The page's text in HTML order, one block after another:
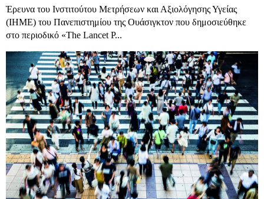
Έρευνα του Ινστιτούτου Μετρήσεων και Αξιολόγησης Υγείας
(IHME) του Πανεπιστημίου της Ουάσιγκτον που δημοσιεύθηκε
στο περιοδικό «The Lancet P...